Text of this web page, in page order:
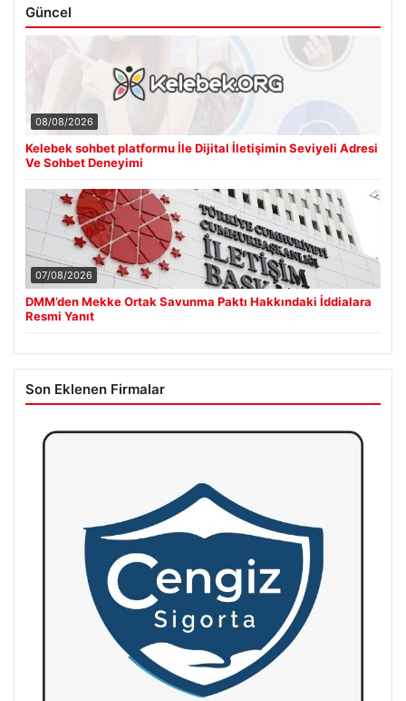
Güncel
08/08/2026
Kelebek sohbet platformu İle Dijital İletişimin Seviyeli Adresi
Ve Sohbet Deneyimi
07/08/2026
DMM’den Mekke Ortak Savunma Paktı Hakkındaki İddialara
Resmi Yanıt
Son Eklenen Firmalar